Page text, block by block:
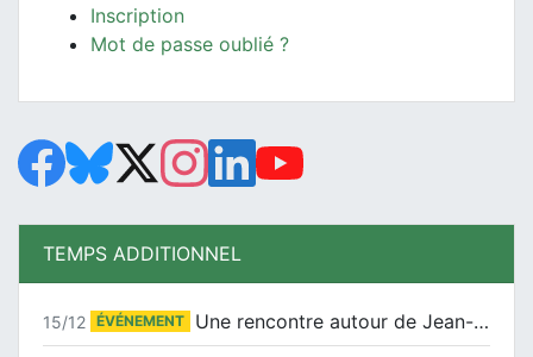
Inscription
Mot de passe oublié ?
TEMPS ADDITIONNEL
15/12 ÉVÉNEMENT Une rencontre autour de Jean-Claude Suaudeau